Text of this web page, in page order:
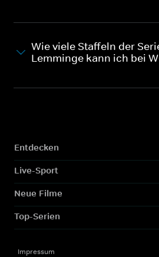
Wie viele Staffeln der
Lemminge kann ich bei
Entdecken
Live-Sport
Neue Filme
Top-Serien
Impressum